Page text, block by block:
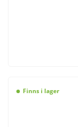
Finns i lager